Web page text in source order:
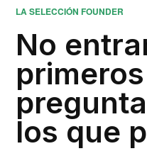
LA SELECCIÓN FOUNDER
No
los que